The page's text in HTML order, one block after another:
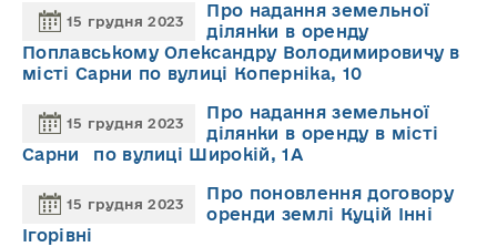
15 грудня 2023
Про надання земельної
ділянки в оренду
Поплавському Олександру Володимировичу в
місті Сарни по вулиці Коперніка, 10
15 грудня 2023
Про надання земельної
ділянки в оренду в місті
Сарни по вулиці Широкій, 1А
15 грудня 2023
Про поновлення договору
оренди землі Куцій Інні
Ігорівні